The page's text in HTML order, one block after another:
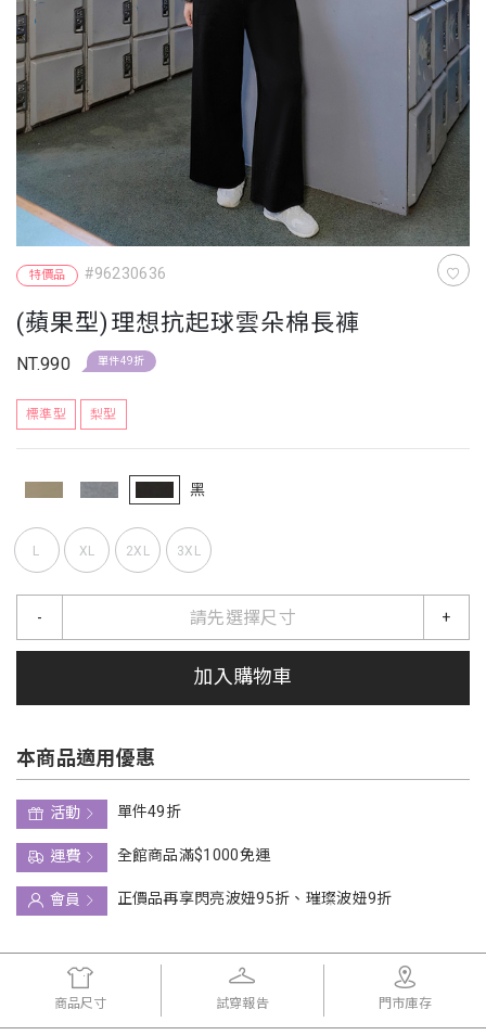
特價品 #96230636
(蘋果型)理想抗起球雲朵棉長褲
NT.990 單件49折
標準型 梨型
黑
L XL 2XL 3XL
請先選擇尺寸
- +
加入購物車
本商品適用優惠
活動
單件49折
運費
全館商品滿$1000免運
會員
正價品再享閃亮波妞95折、璀璨波妞9折
商品尺寸 試穿報告 門市庫存